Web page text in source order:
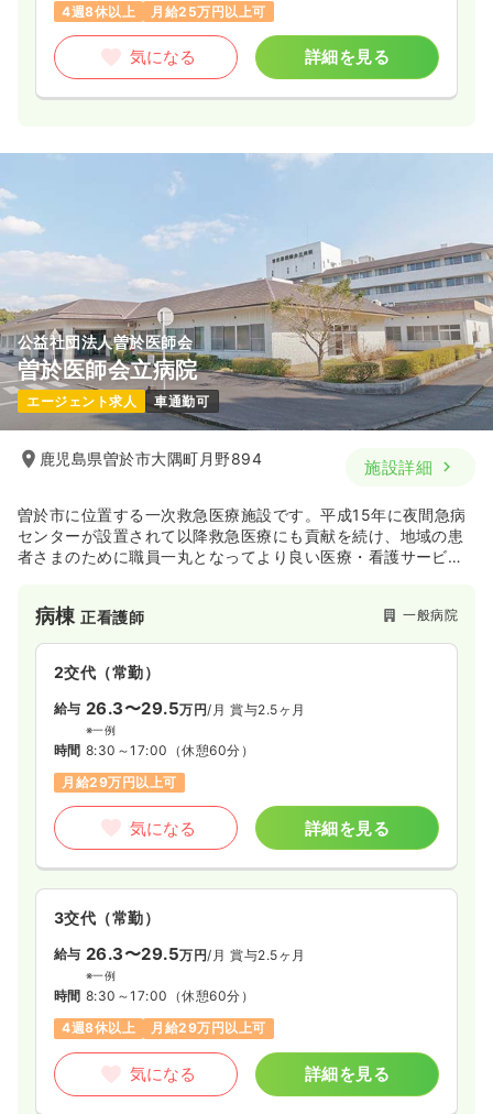
4週8休以上
月給25万円以上可
気になる 詳細を見る
公益社団法人曽於医師会
曽於医師会立病院
エージェント求人 車通勤可
鹿児島県曽於市大隅町月野894 施設詳細
曽於市に位置する一次救急医療施設です。平成15年に夜間急病
センターが設置されて以降救急医療にも貢献を続け、地域の患
者さまのために職員一丸となってより良い医療・看護サービス
病棟正看護師 一般病院
2交代（常勤）
給与 26.3〜29.5万円/月 賞与2.5ヶ月
※一例
時間 8:30～17:00 （休憩60分）
月給29万円以上可
気になる 詳細を見る
3交代（常勤）
給与 26.3〜29.5万円/月 賞与2.5ヶ月
※一例
時間 8:30～17:00 （休憩60分）
4週8休以上
月給29万円以上可
気になる 詳細を見る